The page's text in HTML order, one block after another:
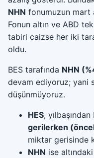
NHN fonumuzun mart
Fonun altın ve ABD
tabiri caizse her iki
oldu.
BES tarafında NHN
devam ediyoruz; yani
düşünmüyoruz.
HES,
gerilerken
miktar gerisinde
NHN ise